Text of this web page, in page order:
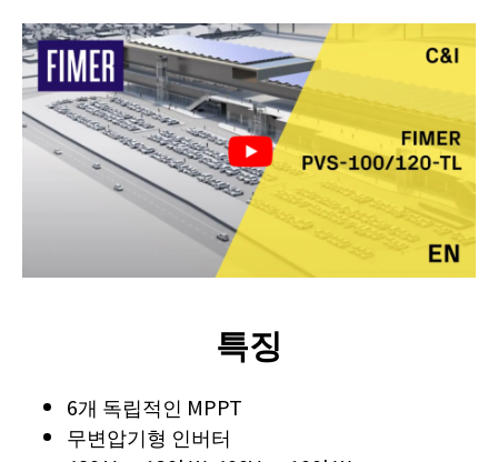
특징
6개 독립적인 MPPT
무변압기형 인버터